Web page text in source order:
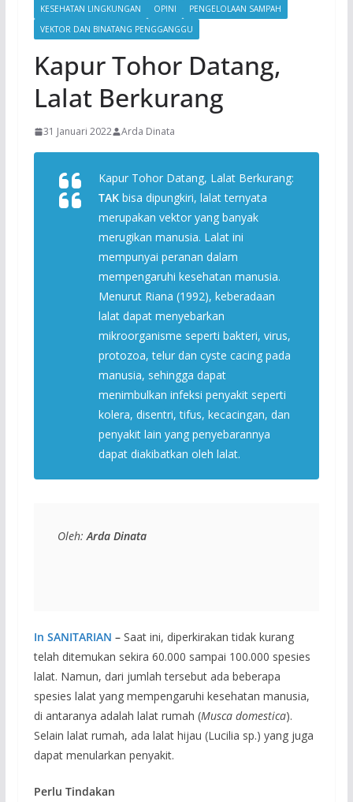
KESEHATAN LINGKUNGAN OPINI
PENGELOLAAN SAMPAH
VEKTOR DAN BINATANG PENGGANGGU
Kapur Tohor Datang,
Lalat Berkurang
31 Januari 2022 Arda Dinata
Kapur Tohor Datang, Lalat Berkurang:
TAKbisa dipungkiri, lalat ternyata
merupakan vektor yang banyak
merugikan manusia. Lalat ini
mempunyai peranan dalam
mempengaruhi kesehatan manusia.
Menurut Riana (1992), keberadaan
lalat dapat menyebarkan
mikroorganisme seperti bakteri, virus,
protozoa, telur dan cyste cacing pada
manusia, sehingga dapat
menimbulkan infeksi penyakit seperti
kolera, disentri, tifus, kecacingan, dan
penyakit lain yang penyebarannya
dapat diakibatkan oleh lalat.
Oleh: Arda Dinata
In SANITARIAN – Saat ini, diperkirakan tidak kurang
telah ditemukan sekira 60.000 sampai 100.000 spesies
lalat. Namun, dari jumlah tersebut ada beberapa
spesies lalat yang mempengaruhi kesehatan manusia,
di antaranya adalah lalat rumah (Musca domestica).
Selain lalat rumah, ada lalat hijau (Lucilia sp.) yang juga
dapat menularkan penyakit.
Perlu Tindakan